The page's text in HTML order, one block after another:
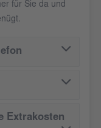
für Sie da und
Extrakosten